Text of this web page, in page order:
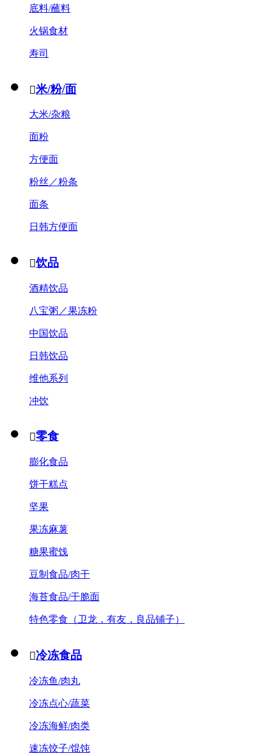
底料/蘸料
火锅食材
寿司
米/粉/面
大米/杂粮
面粉
方便面
粉丝／粉条
面条
日韩方便面
饮品
酒精饮品
八宝粥／果冻粉
中国饮品
日韩饮品
维他系列
冲饮
零食
膨化食品
饼干糕点
坚果
果冻麻薯
糖果蜜饯
豆制食品/肉干
海苔食品/干脆面
特色零食（卫龙，有友，良品铺子）
冷冻食品
冷冻鱼/肉丸
冷冻点心/蔬菜
冷冻海鲜/肉类
速冻饺子/馄饨